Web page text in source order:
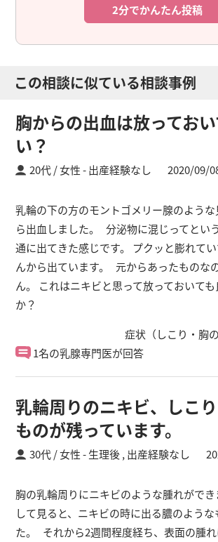
2分でかんたん投稿
この相談に似ている相談事例
胸からの出血は放ってお
い？
20代 / 女性 出産経験なし 2020/09/
乳輪の下の方のモントゴメリー腺のよう
ら出血しました。 分泌物に混じってとい
通に出てきた感じです。 プクッと膨れて
んから出ています。 元からあったものな
ん。 これはニキビと思って放っておいて
か？
症状（しこり・胸
1名の乳腺専門医が回答
乳輪周りのニキビ、しこ
ものが残っています。
30代 / 女性 生理後 , 出産経験なし
胸の乳輪周りにニキビのような腫れがで
して見ると、ニキビの時に出る膿のよう
た。 それから2週間程度経ち、表面の腫